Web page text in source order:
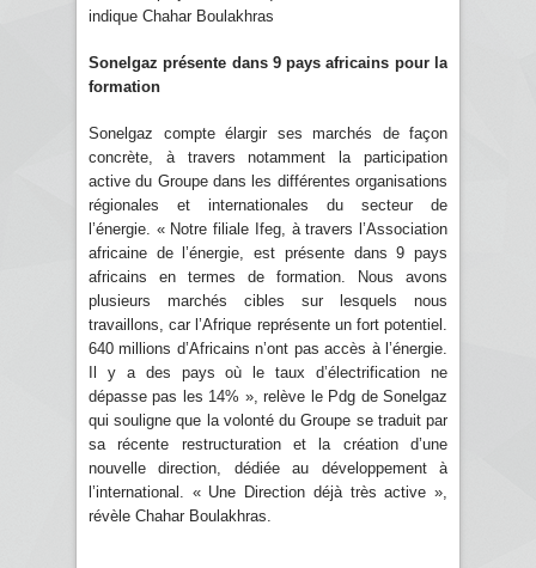
indique Chahar Boulakhras
Sonelgaz présente dans 9 pays africains pour la
formation
Sonelgaz compte élargir ses marchés de façon
concrète, à travers notamment la participation
active du Groupe dans les différentes organisations
régionales et internationales du secteur de
l’énergie. « Notre filiale Ifeg, à travers l’Association
africaine de l’énergie, est présente dans 9 pays
africains en termes de formation. Nous avons
plusieurs marchés cibles sur lesquels nous
travaillons, car l’Afrique représente un fort potentiel.
640 millions d’Africains n’ont pas accès à l’énergie.
Il y a des pays où le taux d’électrification ne
dépasse pas les 14% », relève le Pdg de Sonelgaz
qui souligne que la volonté du Groupe se traduit par
sa récente restructuration et la création d’une
nouvelle direction, dédiée au développement à
l’international. « Une Direction déjà très active »,
révèle Chahar Boulakhras.